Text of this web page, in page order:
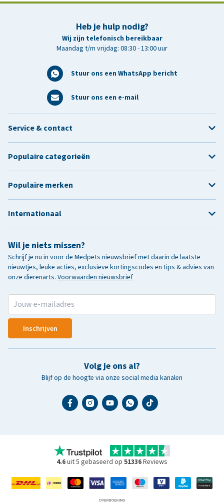
Heb je hulp nodig?
Wij zijn telefonisch bereikbaar
Maandag t/m vrijdag: 08:30 - 13:00 uur
Stuur ons een WhatsApp bericht
Stuur ons een e-mail
Wil je niets missen?
Schrijf je nu in voor de Medpets nieuwsbrief met daarin de laatste
nieuwtjes, leuke acties, exclusieve kortingscodes en tips & advies van
onze dierenarts. Voorwaarden nieuwsbrief
Inschrijven
Volg je ons al?
Blijf op de hoogte via onze social media kanalen
Service & contact
Populaire categorieën
Populaire merken
Internationaal
4.6uit 5 gebaseerd op 51336Reviews